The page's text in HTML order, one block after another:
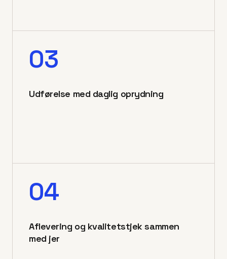
03
Udførelse med daglig oprydning
04
Aflevering og kvalitetstjek sammen
med jer